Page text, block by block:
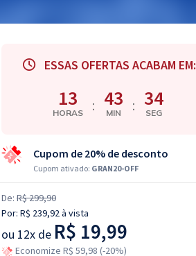
ESSAS OFERTAS ACABAM EM:
13
HORAS : 43
MIN : 33
SEG
Cupom de 20% de desconto
Cupom ativado: GRAN20-OFF
De: R$ 299,90
Por: R$ 239,92à vista
ou 12x de R$ 19,99
Economize R$ 59,98 (-20%)